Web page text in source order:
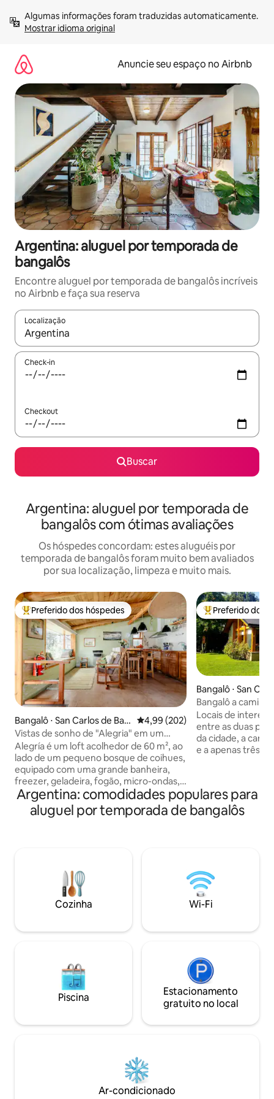
para
Mostrar idioma original
Anuncie seu espaço no Airbnb
Argentina: aluguel por temporada de
bangalôs
Encontre aluguel por temporada de bangalôs incríveis
no Airbnb e faça sua reserva
Localização
Quando os resultados estiverem disponíveis, explore-os
Check-in
Checkout
Buscar
Argentina: aluguel por temporada de
bangalôs com ótimas avaliações
Os hóspedes concordam: estes aluguéis por
temporada de bangalôs foram muito bem avaliados
por sua localização, limpeza e muito mais.
Entre os melhores preferidos dos hóspedes
Preferido dos hóspedes
Bangalô ⋅ San Carlos de Baril
oche- Península de San Ped
ro
4,99 de uma avaliação média de
4,99 (202)
Vistas de sonho de "Alegria" em um
lugar para se apaixonar
Alegría é um loft acolhedor de 60 m², ao
lado de um pequeno bosque de coihues,
equipado com uma grande banheira,
freezer, geladeira, fogão, micro-ondas,
bar confortável, sala de estar com vista
para o lago e um quarto aconchegante
com cama king-size e TV de tela grande.
os meses de janeiro e fevereiro,
agradeceríamos tentar estadias mínimas
está localizado no coração das grandes
mas as distâncias significativas entre elas
separam da estrada e do transporte
público de passageiros. Se nos
coordenarmos, teremos o maior prazer
em levá-lo ou buscá-lo. ALEGRÍA tem
para o lago, equipado com uma
espaço para adicionar um berço. Basta
península temos um pequeno centro
comercial com cafeteria e mercearia. Há
Entre os
Preferido dos
Bangalô ⋅ San
che
Bangalô a
Locais de
entre as duas
da cidade, a
e a apenas três
Possui um
estacionamento
para armazenar
Argentina: comodidades populares para
aluguel por temporada de bangalôs
Cozinha Wi-Fi
Piscina
Estacionamento
gratuito no local
Ar-condicionado